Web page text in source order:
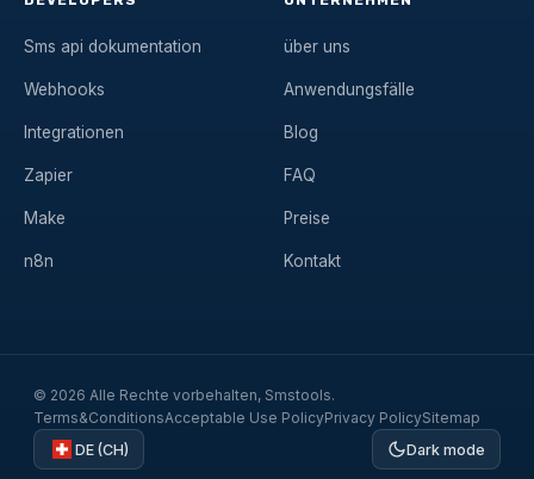
Sms api dokumentation
Webhooks
Integrationen
Zapier
Make
n8n
über uns
Anwendungsfälle
Blog
FAQ
Preise
Kontakt
© 2026 Alle Rechte vorbehalten, Smstools.
Terms&ConditionsAcceptable Use PolicyPrivacy PolicySitemap
DE (CH)
Dark mode